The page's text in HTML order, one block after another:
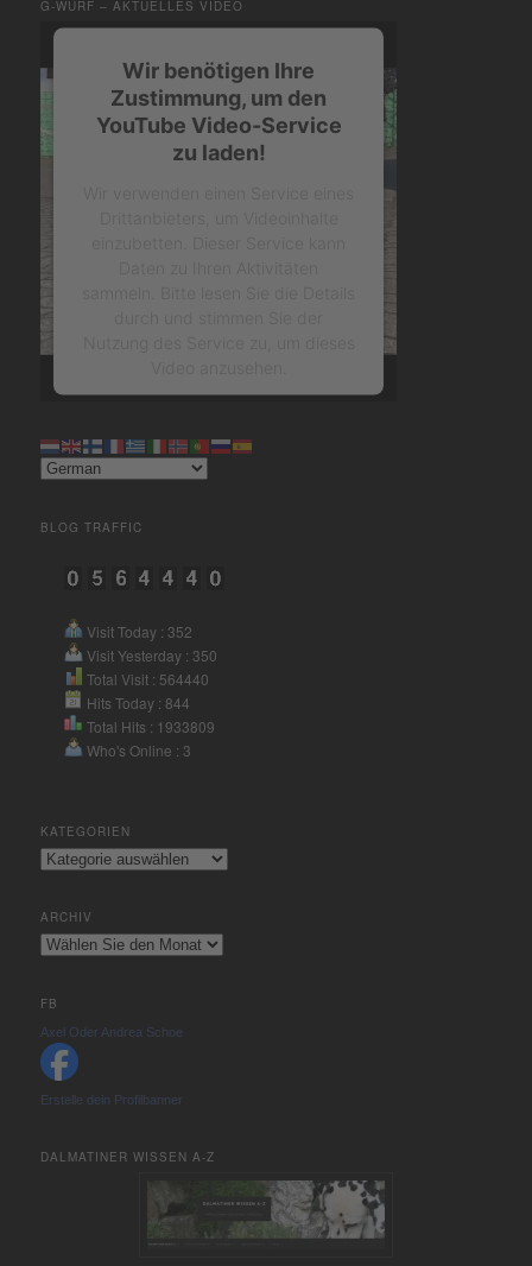
G-WURF – AKTUELLES VIDEO
Wir benötigen Ihre
Zustimmung, um den
YouTube Video-Service
zu laden!
Mehr Informationen
Consent Management Platform
eRecht24
BLOG TRAFFIC
Visit Today : 352
Visit Yesterday : 350
Total Visit : 564440
Hits Today : 844
Total Hits : 1933809
Who's Online : 3
KATEGORIEN
Kategorien
ARCHIV
Archiv
FB
Axel Oder Andrea Schoe
Erstelle dein Profilbanner
DALMATINER WISSEN A-Z